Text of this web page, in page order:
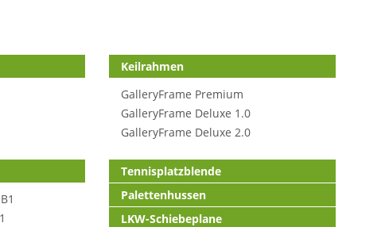
Keilrahmen
GalleryFrame Premium
GalleryFrame Deluxe 1.0
GalleryFrame Deluxe 2.0
Tennisplatzblende
Palettenhussen
LKW-Schiebeplane